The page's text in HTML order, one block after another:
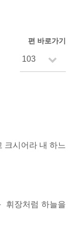
편 바로가기
크시어라 내 하느
휘장처럼 하늘을